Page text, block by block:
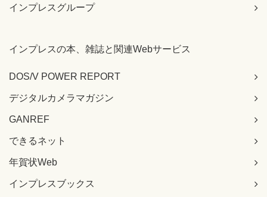
インプレスグループ
インプレスの本、雑誌と関連Webサービス
DOS/V POWER REPORT
デジタルカメラマガジン
GANREF
できるネット
年賀状Web
インプレスブックス